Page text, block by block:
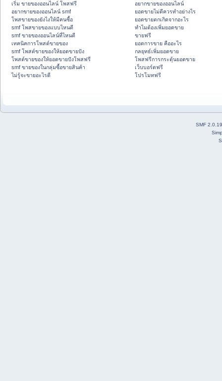
เริ่ม ขายของออนไลน์ โพสฟรี
อยากขายของออนไลน์ smf
โพสขายของยังไงให้มีคนซื้อ
smf โพสขายของแบบไหนดี
smf ขายของออนไลน์ที่ไหนดี
เทคนิคการโพสต์ขายของ
smf โพสต์ขายของให้ยอดขายปัง
โพสต์ขายของให้ยอดขายปังโพสฟรี
smf ขายของในกลุ่มซื้อขายสินค้า
ไม่รู้จะขายอะไรดี
อยากขายของออนไลน์
ยอดขายไม่ดีควรทำอย่างไร
ยอดขายตกเกิดจากอะไร
ทำไมต้องเพิ่มยอดขาย
ขายฟรี
ยอดการขาย คืออะไร
กลยุทธ์เพิ่มยอดขาย
โพสฟรีการกระตุ้นยอดขาย
เว็บบอร์ดฟรี
โปรโมทฟรี
SMF 2.0.19